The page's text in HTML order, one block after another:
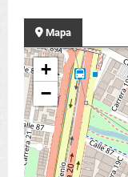
Mapa
+
−